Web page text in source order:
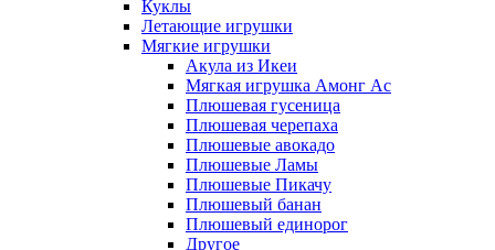
Куклы
Летающие игрушки
Мягкие игрушки
Акула из Икеи
Мягкая игрушка Амонг Ас
Плюшевая гусеница
Плюшевая черепаха
Плюшевые авокадо
Плюшевые Ламы
Плюшевые Пикачу
Плюшевый банан
Плюшевый единорог
Другое